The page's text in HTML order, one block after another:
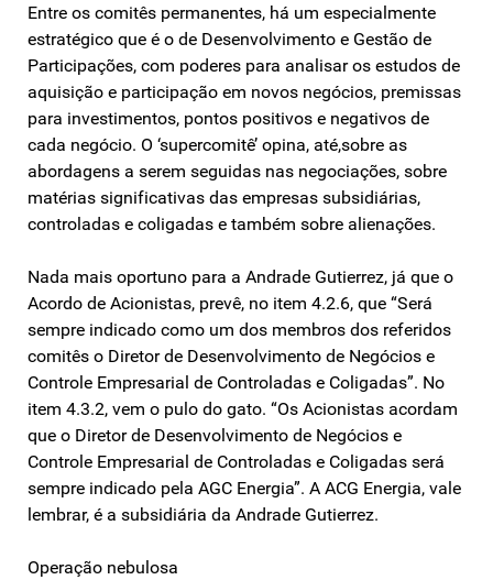
Entre os comitês permanentes, há um especialmente
estratégico que é o de Desenvolvimento e Gestão de
Participações, com poderes para analisar os estudos de
aquisição e participação em novos negócios, premissas
para investimentos, pontos positivos e negativos de
cada negócio. O ‘supercomitê’ opina, até,sobre as
abordagens a serem seguidas nas negociações, sobre
matérias significativas das empresas subsidiárias,
controladas e coligadas e também sobre alienações.
Nada mais oportuno para a Andrade Gutierrez, já que o
Acordo de Acionistas, prevê, no item 4.2.6, que “Será
sempre indicado como um dos membros dos referidos
comitês o Diretor de Desenvolvimento de Negócios e
Controle Empresarial de Controladas e Coligadas”. No
item 4.3.2, vem o pulo do gato. “Os Acionistas acordam
que o Diretor de Desenvolvimento de Negócios e
Controle Empresarial de Controladas e Coligadas será
sempre indicado pela AGC Energia”. A ACG Energia, vale
lembrar, é a subsidiária da Andrade Gutierrez.
Operação nebulosa